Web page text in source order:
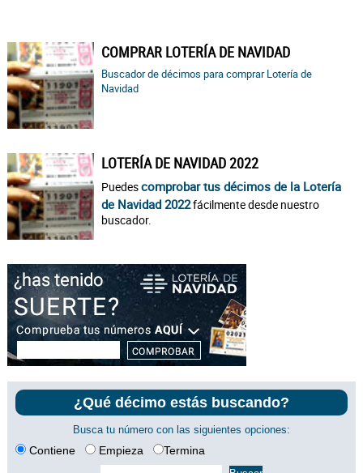
COMPRAR LOTERÍA DE NAVIDAD
Buscador de décimos para comprar Lotería de
Navidad
LOTERÍA DE NAVIDAD 2022
Puedescomprobar tus décimos de la Lotería
de Navidad 2022fácilmente desde nuestro
buscador.
¿Qué décimo estás buscando?
Busca tu número con las siguientes opciones:
Contiene Empieza Termina